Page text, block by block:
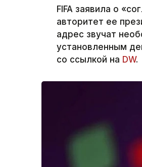
FIFA заявила о
авторитет ее
адрес звучат
установленным
со ссылкой на DW.